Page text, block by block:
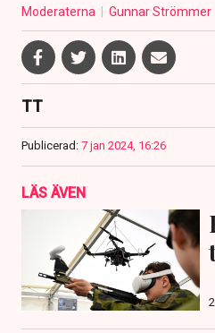
Moderaterna Gunnar Strömmer
TT
Publicerad: 7 jan 2024, 16:26
LÄS ÄVEN